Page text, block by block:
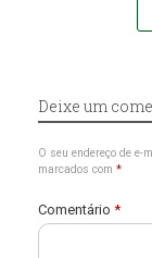
Deixe um
O seu endereço de
marcados com *
Comentário *